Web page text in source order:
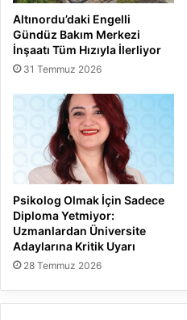
Altınordu’daki Engelli
Gündüz Bakım Merkezi
İnşaatı Tüm Hızıyla İlerliyor
31 Temmuz 2026
Psikolog Olmak İçin Sadece
Diploma Yetmiyor:
Uzmanlardan Üniversite
Adaylarına Kritik Uyarı
28 Temmuz 2026